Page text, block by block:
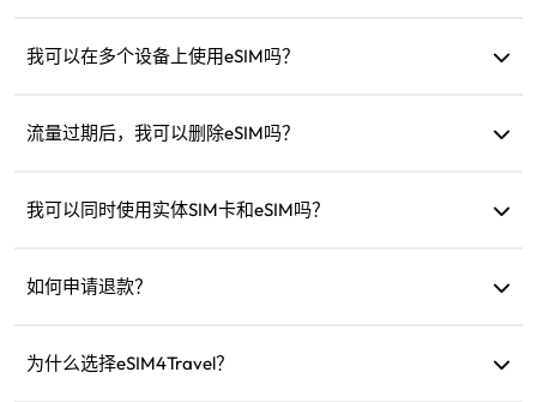
我可以在多个设备上使用eSIM吗？
系客户支持。
流量过期后，我可以删除eSIM吗？
使用。
我可以同时使用实体SIM卡和eSIM吗？
额外的漫游费用。
如何申请退款？
请退款。退款将在5-7个工作日内退回原支付账户。
为什么选择eSIM4Travel？